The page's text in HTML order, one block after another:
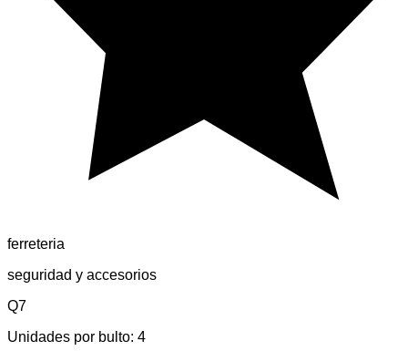
ferreteria
seguridad y accesorios
Q7
Unidades por bulto: 4